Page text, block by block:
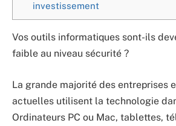
investissement
Vos outils informatiques sont-ils
faible au niveau sécurité ?
La grande majorité des entreprises
actuelles utilisent la technologie
Ordinateurs PC ou Mac, tablettes,